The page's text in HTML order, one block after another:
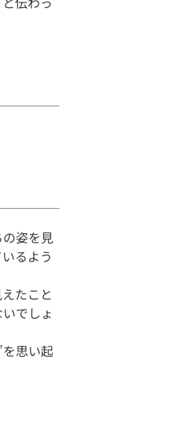
姿を見
るよう
たこと
でしょ
思い起